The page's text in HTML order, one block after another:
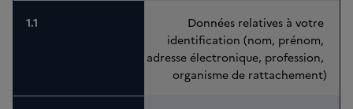
Données relatives à votre
identification (nom, prénom,
adresse électronique, profession,
organisme de rattachement)